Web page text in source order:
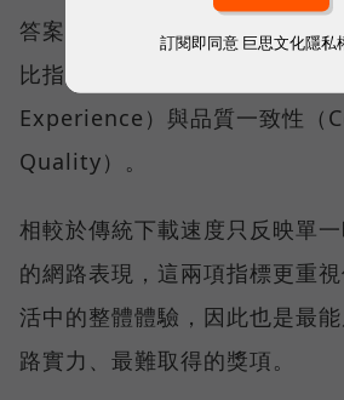
答案，就藏在 Opensignal 最
比指標──可靠性體驗（
Experience）與品質一致性（
Quality）。
相較於傳統下載速度只反映單
的網路表現，這兩項指標更重
活中的整體體驗，因此也是最
路實力、最難取得的獎項。
訂閱即同意 巨思文化隱私